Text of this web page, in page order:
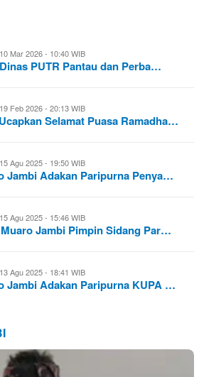
10 Mar 2026 - 10:40 WIB
PUTR Pantau dan Perba…
19 Feb 2026 - 20:13 WIB
Selamat Puasa Ramadha…
15 Agu 2025 - 19:50 WIB
Jambi Adakan Paripurna Penya…
15 Agu 2025 - 15:46 WIB
Jambi Pimpin Sidang Par…
13 Agu 2025 - 18:41 WIB
Jambi Adakan Paripurna KUPA …